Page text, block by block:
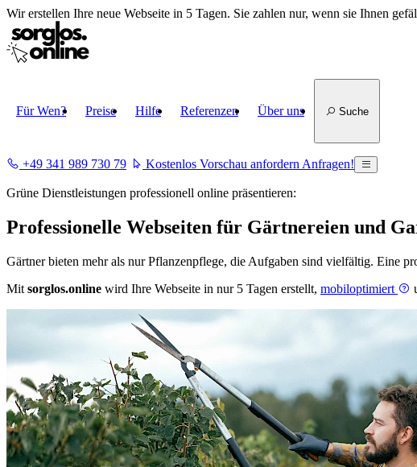
Wir erstellen Ihre neue Webseite in 5 Tagen. Sie zahlen nur, wenn sie Ihnen
Für Wen? Preise Hilfe Referenzen Über uns Suche
+49 341 989 730 79 Kostenlos Vorschau anfordern Anfragen!
Grüne Dienstleistungen professionell online präsentieren:
Professionelle Webseiten für Gärtnereien und
Gärtner bieten mehr als nur Pflanzenpflege, die Aufgaben sind vielfältig. Eine
Mit sorglos.online wird Ihre Webseite in nur 5 Tagen erstellt, mobiloptimiert